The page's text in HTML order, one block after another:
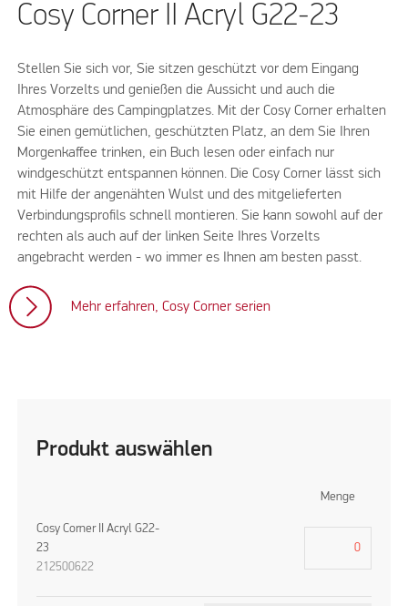
Cosy Corner II Acryl G22-23
Stellen Sie sich vor, Sie sitzen geschützt vor dem Eingang
Ihres Vorzelts und genießen die Aussicht und auch die
Atmosphäre des Campingplatzes. Mit der Cosy Corner erhalten
Sie einen gemütlichen, geschützten Platz, an dem Sie Ihren
Morgenkaffee trinken, ein Buch lesen oder einfach nur
windgeschützt entspannen können. Die Cosy Corner lässt sich
mit Hilfe der angenähten Wulst und des mitgelieferten
Verbindungsprofils schnell montieren. Sie kann sowohl auf der
rechten als auch auf der linken Seite Ihres Vorzelts
angebracht werden - wo immer es Ihnen am besten passt.
Mehr erfahren, Cosy Corner serien
Produkt auswählen
Menge
Cosy Corner II Acryl G22-
23
212500622